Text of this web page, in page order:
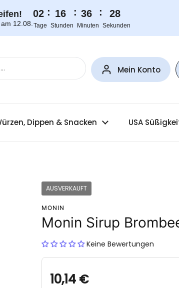
12.08.
02
Tage
: 16
Stunden
: 36
Minuten
: 28
Sekunden
Mein Konto
Dippen & Snacken USA
AUSVERKAUFT
MONIN
Monin Sirup
Keine Bewertungen
10,14 €